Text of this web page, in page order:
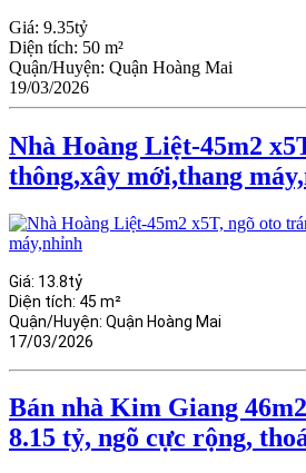
Giá: 9.35tỷ
Diện tích: 50 m²
Quận/Huyện: Quận Hoàng Mai
19/03/2026
Nhà Hoàng Liệt-45m2
thông,xây mới,thang
Giá: 13.8tỷ
Diện tích: 45 m²
Quận/Huyện: Quận Hoàng Mai
17/03/2026
Bán nhà Kim Giang
8.15 tỷ, ngõ cực rộng,